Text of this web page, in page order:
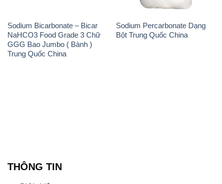
Sodium Bicarbonate – Bicar
NaHCO3 Food Grade 3 Chữ
GGG Bao Jumbo ( Bành )
Trung Quốc China
Sodium Percarbonate Dạng
Bột Trung Quốc China
THÔNG TIN